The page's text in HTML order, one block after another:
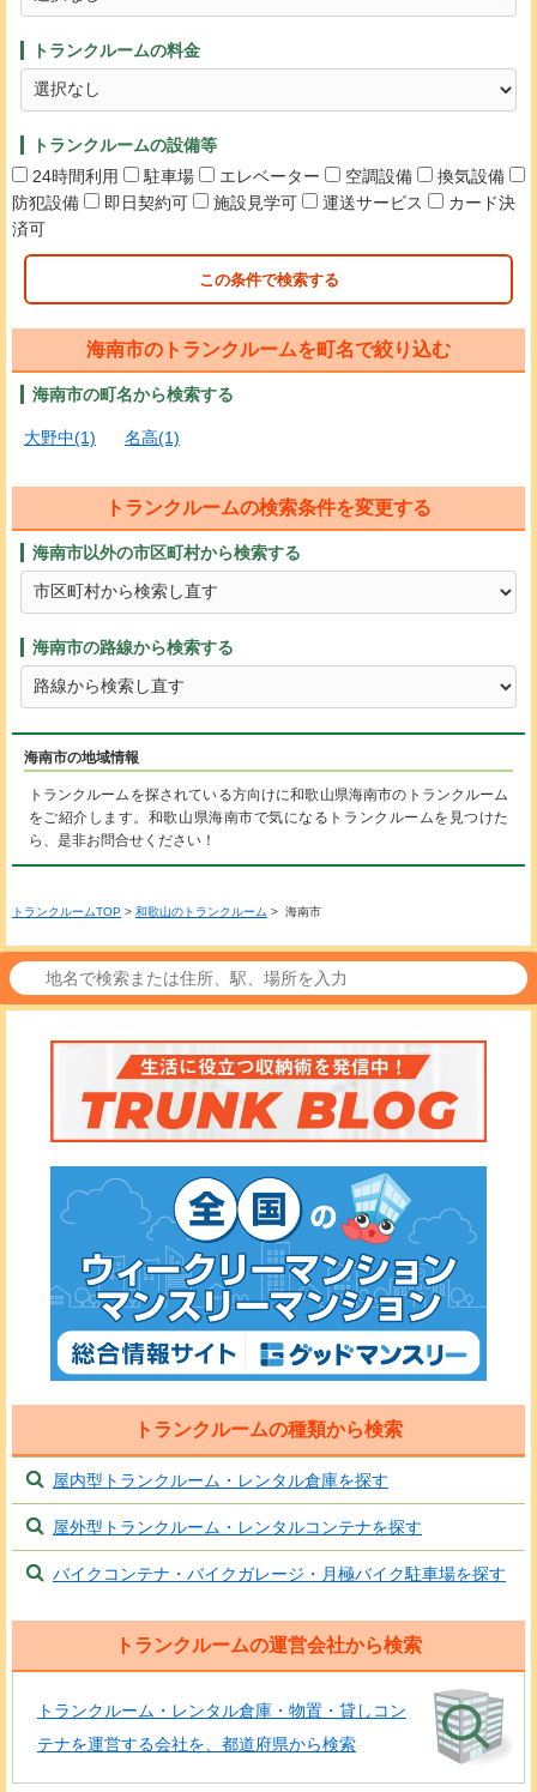
トランクルームの料金
トランクルームの設備等
24時間利用
駐車場 エレベーター 空調設備
換気設備
防犯設備
即日契約可 施設見学可 運送サービス
カード決
済可
この条件で検索する
海南市のトランクルームを町名で絞り込む
海南市の町名から検索する
大野中(1) 名高(1)
トランクルームの検索条件を変更する
海南市以外の市区町村から検索する
海南市の路線から検索する
海南市の地域情報
トランクルームを探されている方向けに和歌山県海南市のトランクルーム
をご紹介します。和歌山県海南市で気になるトランクルームを見つけた
ら、是非お問合せください！
トランクルームTOP > 和歌山のトランクルーム > 海南市
トランクルームの種類から検索
屋内型トランクルーム・レンタル倉庫を探す
屋外型トランクルーム・レンタルコンテナを探す
バイクコンテナ・バイクガレージ・月極バイク駐車場を探す
トランクルームの運営会社から検索
トランクルーム・レンタル倉庫・物置・貸しコン
テナを運営する会社を、都道府県から検索